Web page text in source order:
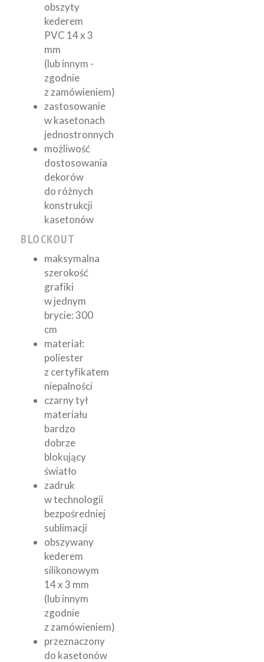
obszyty
kederem
PVC 14 x 3
mm
(lub innym -
zgodnie
z zamówieniem)
zastosowanie
w kasetonach
jednostronnych
możliwość
dostosowania
dekorów
do różnych
konstrukcji
kasetonów
BLOCKOUT
maksymalna
szerokość
grafiki
w jednym
brycie: 300
cm
materiał:
poliester
z certyfikatem
niepalności
czarny tył
materiału
bardzo
dobrze
blokujący
światło
zadruk
w technologii
bezpośredniej
sublimacji
obszywany
kederem
silikonowym
14 x 3 mm
(lub innym
zgodnie
z zamówieniem)
przeznaczony
do kasetonów